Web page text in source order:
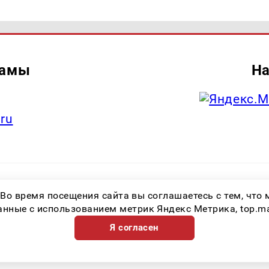
информационной продукции: 16+ Зарегистрировавший орган:
коммуникаций (Роскомнадзор) Регистрационный номер СМИ ЭЛ № ФС
время посещения сайта вы соглашаетесь с тем,
с использованием метрик Яндекс Метрика,
Я согласен